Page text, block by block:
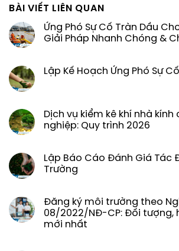
BÀI VIẾT LIÊN QUAN
Ứng Phó Sự Cố Tràn Dầu
Giải Pháp Nhanh Chóng &
Lập Kế Hoạch Ứng Phó Sự
Dịch vụ kiểm kê khí nhà kính
nghiệp: Quy trình 2026
Lập Báo Cáo Đánh Giá Tác
Trường
Đăng ký môi trường theo
08/2022/NĐ-CP: Đối tượng,
mới nhất